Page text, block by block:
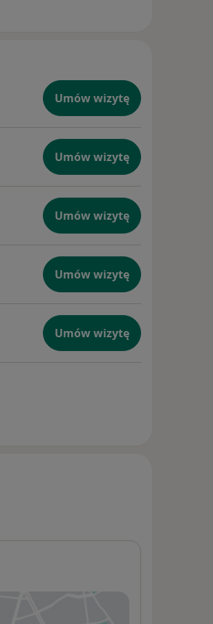
Umów wizytę
Umów wizytę
Umów wizytę
Umów wizytę
Umów wizytę